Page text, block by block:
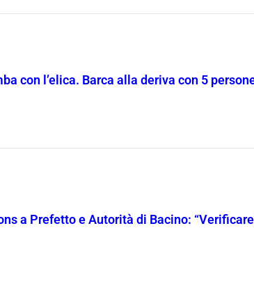
con l’elica. Barca alla deriva con 5
a Prefetto e Autorità di Bacino: